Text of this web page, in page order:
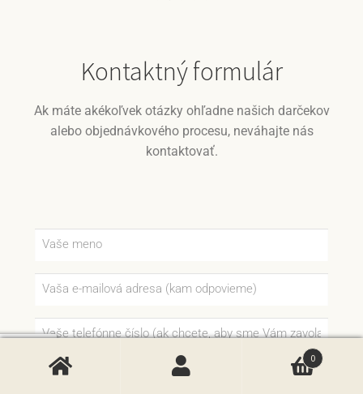
Kontaktný formulár
Ak máte akékoľvek otázky ohľadne našich darčekov
alebo objednávkového procesu, neváhajte nás
kontaktovať.
0